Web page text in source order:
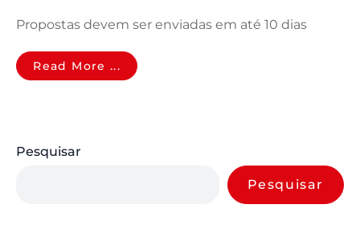
Propostas devem ser enviadas em até 10 dias
Read More ...
Pesquisar
Pesquisar